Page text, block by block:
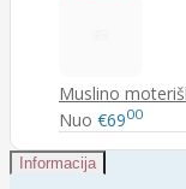
Muslino
Nuo €6900
Informacija